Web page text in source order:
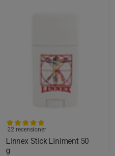
Linnex Stick Liniment 50
g
22 recensioner